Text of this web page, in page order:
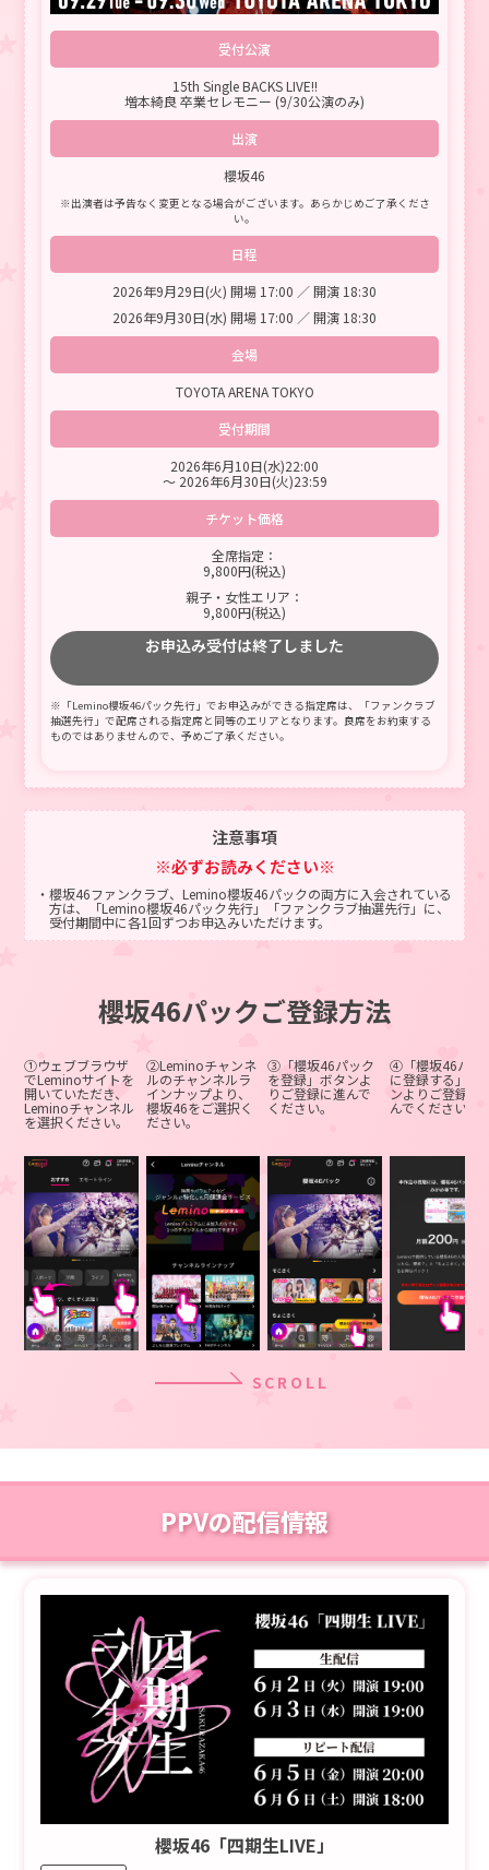
受付公演
15th Single BACKS LIVE!!
増本綺良 卒業セレモニー (9/30公演のみ)
出演
櫻坂46
※出演者は予告なく変更となる場合がございます。あらかじめご了承くださ
い。
日程
2026年9月29日(火) 開場 17:00 ／ 開演 18:30
2026年9月30日(水) 開場 17:00 ／ 開演 18:30
会場
TOYOTA ARENA TOKYO
受付期間
2026年6月10日(水)22:00
〜 2026年6月30日(火)23:59
チケット価格
全席指定：
9,800円(税込)
親子・女性エリア：
9,800円(税込)
お申込み受付は終了しました
※「Lemino櫻坂46パック先行」でお申込みができる指定席は、「ファンクラブ
抽選先行」で配席される指定席と同等のエリアとなります。良席をお約束する
ものではありませんので、予めご了承ください。
注意事項
※必ずお読みください※
・櫻坂46ファンクラブ、Lemino櫻坂46パックの両方に入会されている
方は、「Lemino櫻坂46パック先行」「ファンクラブ抽選先行」に、
受付期間中に各1回ずつお申込みいただけます。
・櫻坂46ファンクラブ、Leminoプレミアム、Lemino櫻坂46パックの3
・櫻坂46ファンクラブのみ入会されている方は、「ファンクラブ抽選
先行」に、受付期間中に1回お申込みいただけます。
人確認ができない場合には、理由の如何を問わず入場をお断りさせ
ていただきます。
・顔写真付き電子チケットでご入場の場合は、電子チケットの提示で
本人確認をさせていただきますが、身分証の提示をお願いする場合
・本公演は「チケット不正転売禁止法」の対象公演です。
・3歳以上有料となります。ただし座席が必要な場合は2歳以下でも、1
名につき1枚のチケットが必要です。また、2歳以下のお子さまで座
席が不要な場合、保護者1名につきお子さま1名のみ膝上で鑑賞可能
です。
・親子席は3歳～小学生（12歳）以下のお子さまとその保護者が対象と
なります。
・Leminoスペシャルシートは、中学生（13歳）以上の方が対象です。
付き添いは不可となります。
・全てのお客さまの手荷物検査・金属探知による検査を行います。
・客席を含む会場内の映像・写真が公開されることがあります。
せん。
・お申込みは、ファンクラブ、Lemino櫻坂46パックの両方の会員であ
・ファンクラブの、「MY PAGE」のプロフィール登録が全て完了して
名前・メールアドレス・携帯電話番号にて必ずお申込みください。
・お申込みの制限枚数は、各日2枚です。
・チケットは、すべてスマートフォン電子チケットでの受取になりま
す。受取にはチケプラ電子チケットアプリへの登録(無料)が必要とな
り、チケットお申込み時にご登録いただきます。
・お申込み時、お申込み者のお名前、メールアドレス、携帯電話番
号、Plus member IDと、同行者さまのお名前、携帯電話番号、Plus
member IDもご登録いただきます。2枚申し込まれる場合には、予め
同行者さまのお名前と携帯電話番号、Plus member IDを必ずご準備
ください。(同行者さまがファンクラブ会員である必要はありませ
がない場合は、Plus member IDを作成してからお申込みをお願いい
たします。チケットは、お申込み者のスマートフォンに同行者分の
櫻坂46パックご登録方法
①ウェブブラウザ
でLeminoサイトを
開いていただき、
Leminoチャンネル
を選択ください。
②Leminoチャンネ
ルのチャンネルラ
インナップより、
櫻坂46をご選択く
ださい。
③「櫻坂46パック
を登録」ボタンよ
りご登録に進んで
ください。
④「櫻坂46パッ
に登録する」ボ
ンよりご登録に
んでください。
SCROLL
PPVの配信情報
櫻坂46「四期生LIVE」